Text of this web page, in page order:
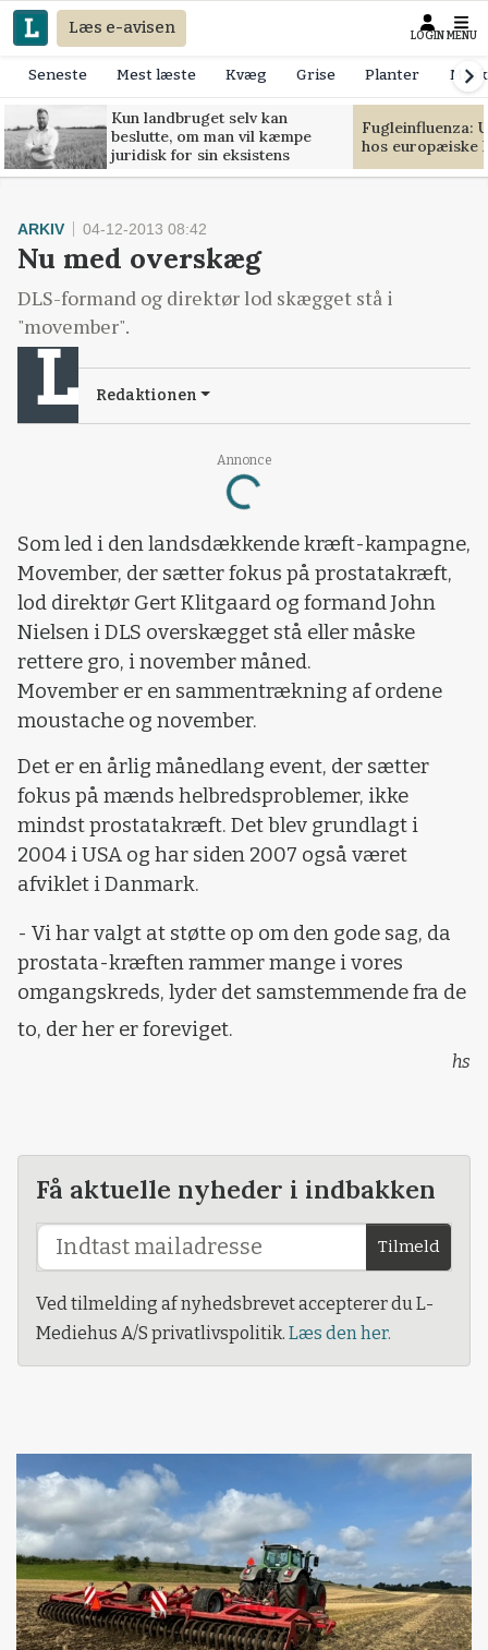
Læs e-avisen LOGIN MENU
Seneste Mest læste Kvæg Grise Planter
Kun landbruget selv kan
beslutte, om man vil kæmpe
juridisk for sin eksistens
Fugleinfluenza:
hos europæiske
Annonce
Loading...
ARKIV 04-12-2013 08:42
Nu med overskæg
DLS-formand og direktør lod skægget stå i
"movember".
Redaktionen
Som led i den landsdækkende kræft-kampagne,
Movember, der sætter fokus på prostatakræft,
lod direktør Gert Klitgaard og formand John
Nielsen i DLS overskægget stå eller måske
rettere gro, i november måned.
Movember er en sammentrækning af ordene
moustache og november.
Det er en årlig månedlang event, der sætter
fokus på mænds helbredsproblemer, ikke
mindst prostatakræft. Det blev grundlagt i
2004 i USA og har siden 2007 også været
afviklet i Danmark.
- Vi har valgt at støtte op om den gode sag, da
prostata-kræften rammer mange i vores
omgangskreds, lyder det samstemmende fra de
to, der her er foreviget.
hs
Få aktuelle nyheder i indbakken
Tilmeld
Ved tilmelding af nyhedsbrevet accepterer du L-
Mediehus A/S privatlivspolitik. Læs den her.